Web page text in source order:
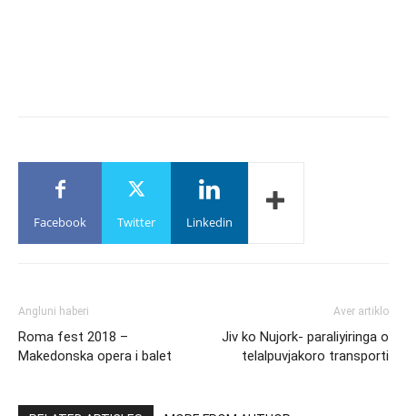
Facebook Twitter Linkedin
Angluni haberi
Roma fest 2018 –
Makedonska opera i balet
Aver artiklo
Jiv ko Nujork- paraliyiringa o
telalpuvjakoro transporti